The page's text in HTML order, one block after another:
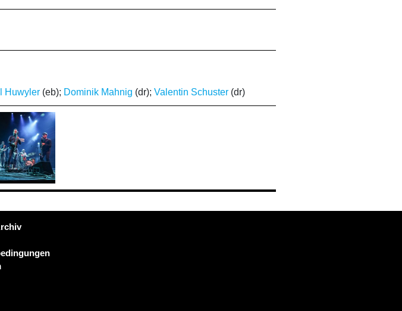
Huwyler(eb); Dominik Mahnig (dr); Valentin Schuster(dr)